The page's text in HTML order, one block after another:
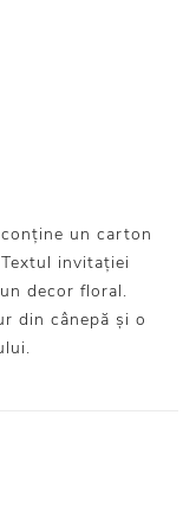
un carton
invitației
decor floral.
din cânepă și o